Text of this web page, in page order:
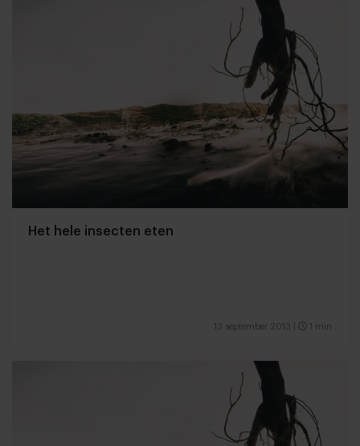
Het hele insecten eten
13 september 2013 1 min